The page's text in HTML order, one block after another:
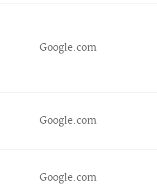
Google.com
Google.com
Google.com